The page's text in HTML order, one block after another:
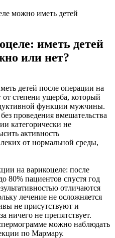
иметь детей
или нет?
детей после операции на
от степени ущерба, который
функции мужчины.
проведения вмешательства
категорически не
активность
от нормальной среды,
на варикоцеле: после
80% пациентов спустя год
отличаются
лечение не осложняется
не присутствуют и
ничего не препятствует.
можно наблюдать
по Мармару.